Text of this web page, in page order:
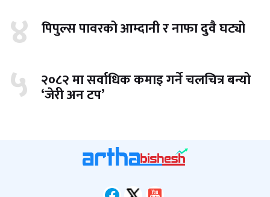
४ पिपुल्स पावरको आम्दानी र नाफा दुवै घट्यो
५ २०८२ मा सर्वाधिक कमाइ गर्ने चलचित्र बन्यो
‘जेरी अन टप’